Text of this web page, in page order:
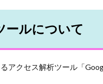
ールについて
アクセス解析ツール「